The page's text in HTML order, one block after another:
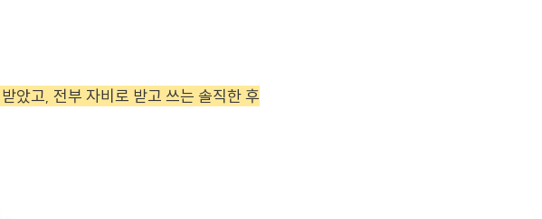
았고, 전부 자비로 받고 쓰는 솔직한 후